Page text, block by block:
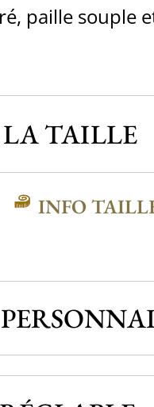
paille souple
INFO